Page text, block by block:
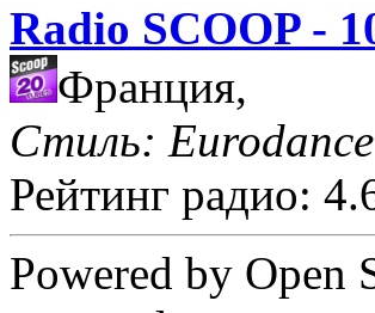
Radio SCOOP -
Франция,
Стиль: Eurodance
Рейтинг радио:
Powered by